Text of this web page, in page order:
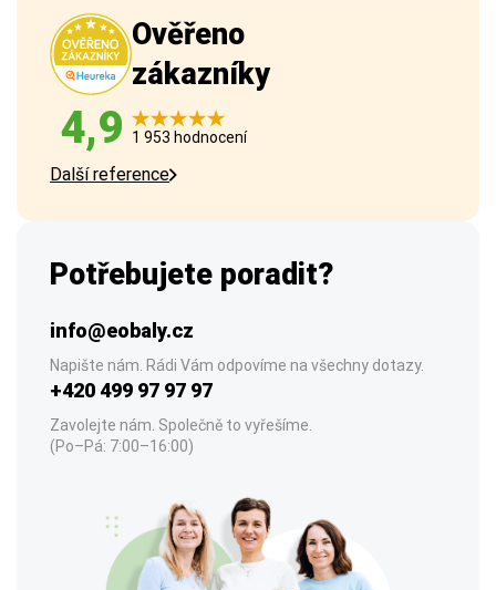
Ověřeno
zákazníky
4,9 1 953 hodnocení
Další reference
Potřebujete poradit?
info@eobaly.cz
Napište nám. Rádi Vám odpovíme na všechny dotazy.
+420 499 97 97 97
Zavolejte nám. Společně to vyřešíme.
(Po–Pá: 7:00–16:00)